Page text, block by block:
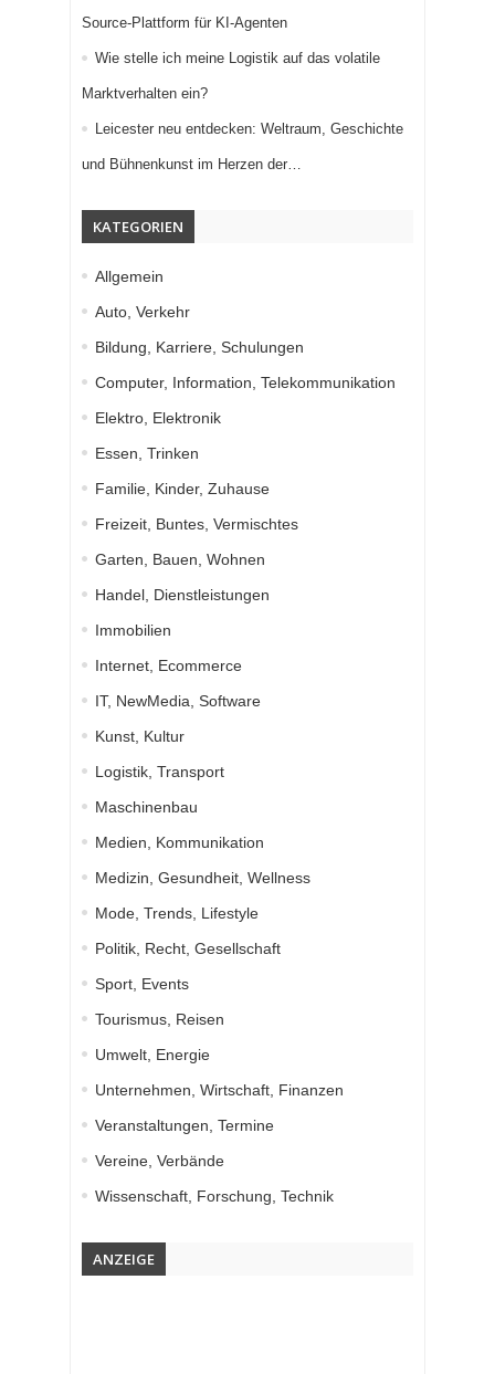
Source-Plattform für KI-Agenten
Wie stelle ich meine Logistik auf das volatile
Marktverhalten ein?
Leicester neu entdecken: Weltraum, Geschichte
und Bühnenkunst im Herzen der…
KATEGORIEN
Allgemein
Auto, Verkehr
Bildung, Karriere, Schulungen
Computer, Information, Telekommunikation
Elektro, Elektronik
Essen, Trinken
Familie, Kinder, Zuhause
Freizeit, Buntes, Vermischtes
Garten, Bauen, Wohnen
Handel, Dienstleistungen
Immobilien
Internet, Ecommerce
IT, NewMedia, Software
Kunst, Kultur
Logistik, Transport
Maschinenbau
Medien, Kommunikation
Medizin, Gesundheit, Wellness
Mode, Trends, Lifestyle
Politik, Recht, Gesellschaft
Sport, Events
Tourismus, Reisen
Umwelt, Energie
Unternehmen, Wirtschaft, Finanzen
Veranstaltungen, Termine
Vereine, Verbände
Wissenschaft, Forschung, Technik
ANZEIGE